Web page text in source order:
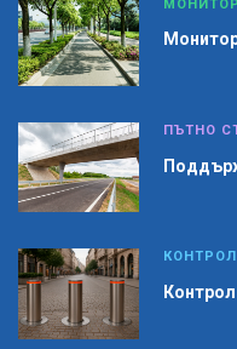
ПЪТНО